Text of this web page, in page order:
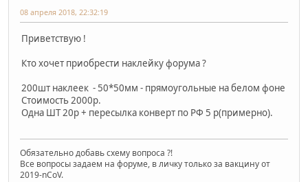
08 апреля 2018, 22:32:19
Приветствую !
Кто хочет приобрести наклейку форума ?
200шт наклеек - 50*50мм - прямоугольные на белом фоне
Стоимость 2000р.
Одна ШТ 20р + пересылка конверт по РФ 5 р(примерно).
Обязательно добавь схему вопроса ?!
Все вопросы задаем на форуме, в личку только за вакцину от
2019-nCoV.